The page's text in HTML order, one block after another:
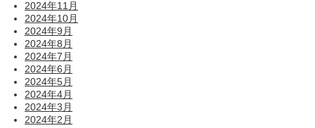
2024年11月
2024年10月
2024年9月
2024年8月
2024年7月
2024年6月
2024年5月
2024年4月
2024年3月
2024年2月